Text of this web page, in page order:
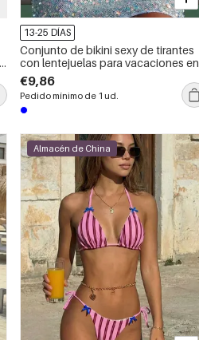
13-25 DÍAS
Conjunto de bikini sexy de tirantes
con lentejuelas para vacaciones en
la playa
€9,86
Pedido mínimo de 1 ud.
Almacén de China